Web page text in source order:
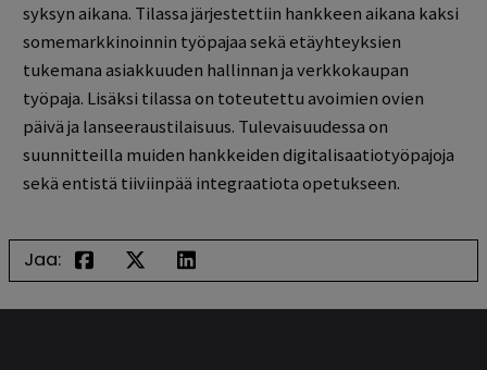
syksyn aikana. Tilassa järjestettiin hankkeen aikana kaksi
somemarkkinoinnin työpajaa sekä etäyhteyksien
tukemana asiakkuuden hallinnan ja verkkokaupan
työpaja. Lisäksi tilassa on toteutettu avoimien ovien
päivä ja lanseeraustilaisuus. Tulevaisuudessa on
suunnitteilla muiden hankkeiden digitalisaatiotyöpajoja
sekä entistä tiiviinpää integraatiota opetukseen.
Jaa: